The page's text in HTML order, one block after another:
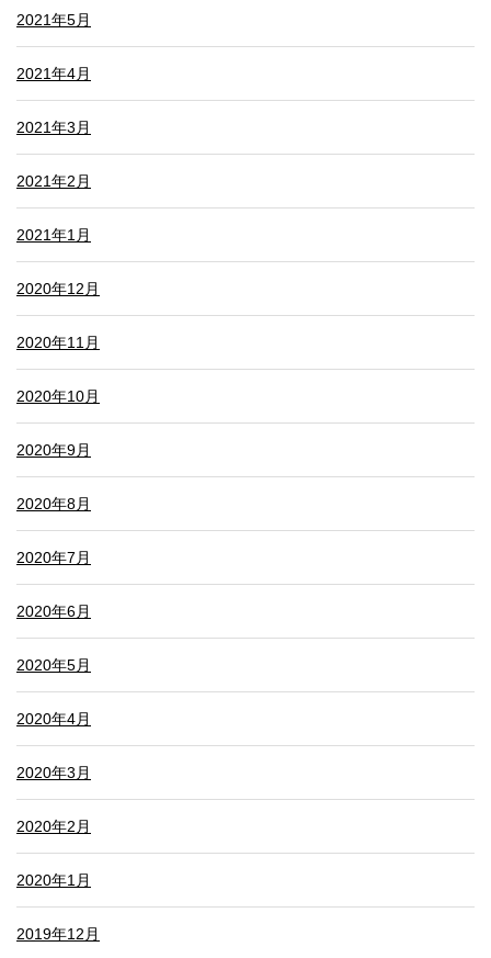
2021年5月
2021年4月
2021年3月
2021年2月
2021年1月
2020年12月
2020年11月
2020年10月
2020年9月
2020年8月
2020年7月
2020年6月
2020年5月
2020年4月
2020年3月
2020年2月
2020年1月
2019年12月